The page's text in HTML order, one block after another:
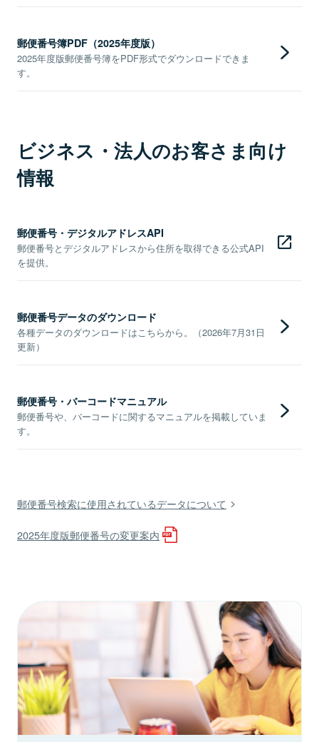
郵便番号簿PDF（2025年度版）
2025年度版郵便番号簿をPDF形式でダウンロードできま
す。
ビジネス・法人のお客さま向け
情報
郵便番号・デジタルアドレスAPI
郵便番号とデジタルアドレスから住所を取得できる公式API
を提供。
郵便番号データのダウンロード
各種データのダウンロードはこちらから。（2026年7月31日
更新）
郵便番号・バーコードマニュアル
郵便番号や、バーコードに関するマニュアルを掲載していま
す。
郵便番号検索に使用されているデータについて
2025年度版郵便番号の変更案内